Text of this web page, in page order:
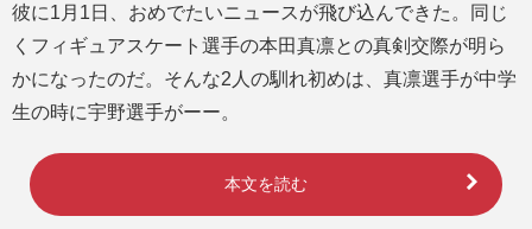
彼に1月1日、おめでたいニュースが飛び込んできた。同じ
くフィギュアスケート選手の本田真凛との真剣交際が明ら
かになったのだ。そんな2人の馴れ初めは、真凛選手が中学
生の時に宇野選手がーー。
本文を読む